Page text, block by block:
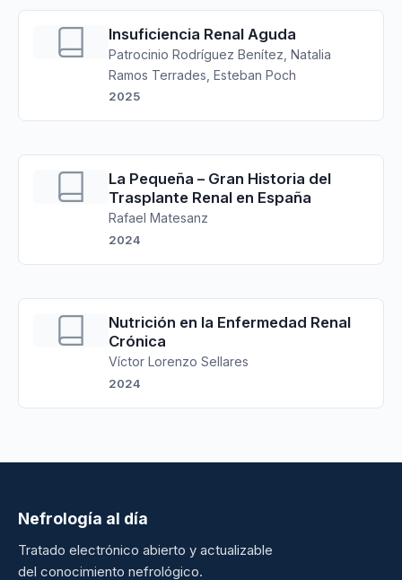
Insuficiencia Renal Aguda
Patrocinio Rodríguez Benítez, Natalia
Ramos Terrades, Esteban Poch
2025
La Pequeña – Gran Historia del
Trasplante Renal en España
Rafael Matesanz
2024
Nutrición en la Enfermedad Renal
Crónica
Víctor Lorenzo Sellares
2024
Nefrología al día
Tratado electrónico abierto y actualizable
del conocimiento nefrológico.